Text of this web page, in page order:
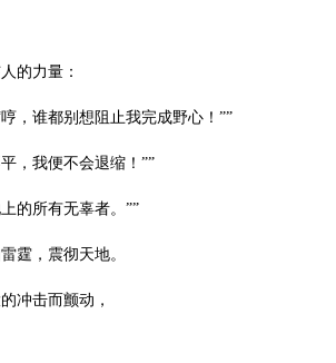
的力量：
，谁都别想阻止我完成野心！””
，我便不会退缩！””
的所有无辜者。””
霆，震彻天地。
冲击而颤动，